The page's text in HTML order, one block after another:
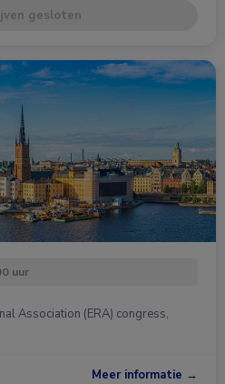
gesloten
uur
Association (ERA) congress,
Meer informatie →